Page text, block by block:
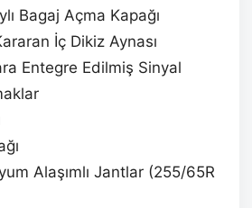
Bagaj Açma Kapağı
İç Dikiz Aynası
Entegre Edilmiş Sinyal
Alaşımlı Jantlar (255/65R